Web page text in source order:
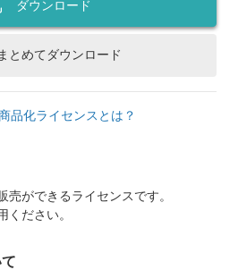
ダウンロード
とめてダウンロード
品化ライセンスとは？
売ができるライセンスです。
ください。